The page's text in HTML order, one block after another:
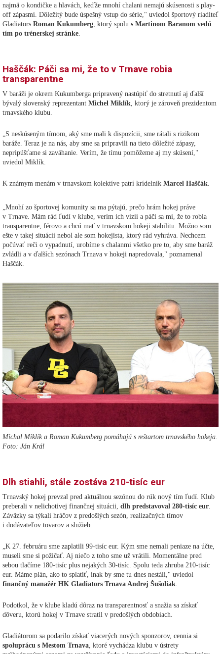
najmä o kondičke a hlavách, keďže mnohí chalani nemajú skúsenosti s play-
off zápasmi. Dôležitý bude úspešný vstup do série," uviedol športový riaditeľ
Gladiators Roman Kukumberg , ktorý spolu s Martinom Baranom vedú
tím po trénerskej stránke
Haščák: Páči sa mi, že to v Trnave robia
transparentne
V baráži je okrem Kukumberga pripravený nastúpiť do stretnutí aj ďalší
bývalý slovenský reprezentant Michel Miklík , ktorý je zároveň prezidentom
trnavského klubu.
„S neskúseným tímom, aký sme mali k dispozícii, sme rátali s rizikom
baráže. Teraz je na nás, aby sme sa pripravili na tieto dôležité zápasy,
nepripúšťame si zaváhanie. Verím, že tímu pomôžeme aj my skúsení,"
uviedol Miklík.
K známym menám v trnavskom kolektíve patrí krídelník Marcel Haščák
„Mnohí zo športovej komunity sa ma pýtajú, prečo hrám hokej práve
v Trnave. Mám rád ľudí v klube, verím ich vízii a páči sa mi, že to robia
transparentne, férovo a chcú mať v trnavskom hokeji stabilitu. Možno som
ešte v takej situácii nebol ale som hokejista, ktorý rád vyhráva. Nechcem
počúvať reči o vypadnutí, urobíme s chalanmi všetko pre to, aby sme baráž
zvládli a v ďalších sezónach Trnava v hokeji napredovala," poznamenal
Haščák.
Michal Miklík a Roman Kukumberg pomáhajú s reštartom trnavského hokeja.
Foto: Ján Král
Dlh stiahli, stále zostáva 210-tisíc eur
Trnavský hokej prevzal pred aktuálnou sezónou do rúk nový tím ľudí. Klub
preberali v nelichotivej finančnej situácii, dlh predstavoval 280-tisíc eur
Záväzky sa týkali hráčov z predošlých sezón, realizačných tímov
i dodávateľov tovarov a služieb.
„K 27. februáru sme zaplatili 99-tisíc eur. Kým sme nemali peniaze na účte,
museli sme si požičať. Aj niečo z toho sme už vrátili. Momentálne pred
sebou tlačíme 180-tisíc plus nejakých 30-tisíc. Spolu teda zhruba 210-tisíc
eur. Máme plán, ako to splatiť, inak by sme tu dnes nestáli," uviedol
finančný manažér HK Gladiators Trnava Andrej Šušoliak
Podotkol, že v klube kladú dôraz na transparentnosť a snažia sa získať
dôveru, ktorú hokej v Trnave stratil v predošlých obdobiach.
Gladiátorom sa podarilo získať viacerých nových sponzorov, cennia si
spoluprácu s Mestom Trnava , ktoré vychádza klubu v ústrety